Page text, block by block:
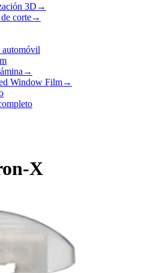
3D →
corte→
automóvil
→
Window Film→
X